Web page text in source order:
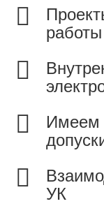
работы
Имеем
УК